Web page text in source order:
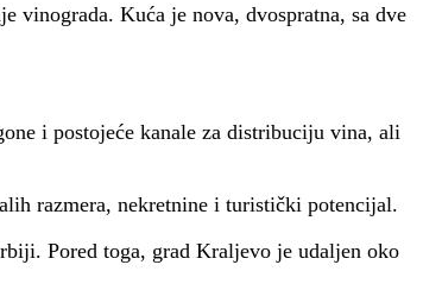
vinograda. Kuća je nova, dvospratna, sa dve
i postojeće kanale za distribuciju vina, ali
razmera, nekretnine i turistički potencijal.
Pored toga, grad Kraljevo je udaljen oko